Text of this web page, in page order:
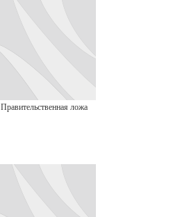
Правительственная ложа